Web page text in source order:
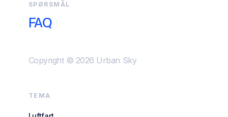
SPØRSMÅL
FAQ
Copyright © 2026 Urban Sky
TEMA